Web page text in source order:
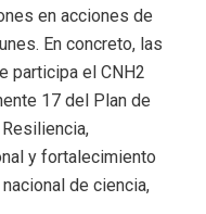
en acciones de
En concreto, las
participa el CNH2
17 del Plan de
y fortalecimiento
de ciencia,